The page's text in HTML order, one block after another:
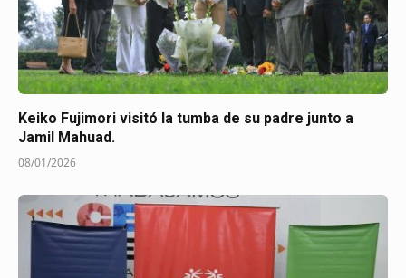
Keiko Fujimori visitó la tumba de su padre junto a
Jamil Mahuad.
08/01/2026